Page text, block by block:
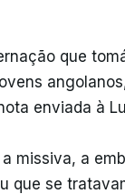
que
enviada à
missiva, a
que se